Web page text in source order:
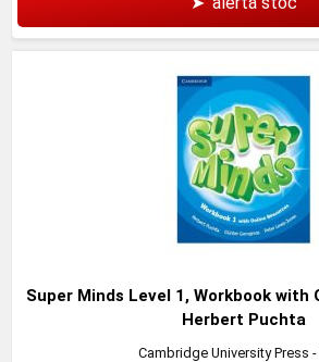
Super Minds Level 1, Workbook with
Herbert Puchta
Cambridge University Press